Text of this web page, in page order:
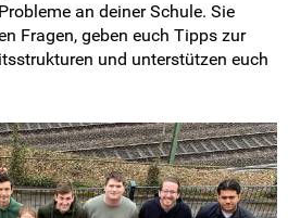
an deiner Schule. Sie
Fragen, geben euch Tipps zur
und unterstützen euch